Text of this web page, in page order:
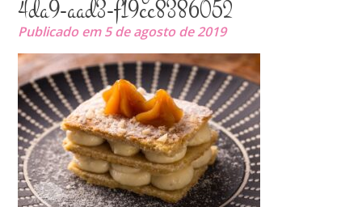
4da9-aad3-f19cc8386052
Publicado em 5 de agosto de 2019